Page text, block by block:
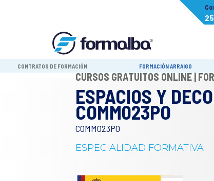
CONTRATOS DE FORMACIÓN FORMACIÓN ARRAIGO
CURSOS GRATUITOS ONLINE |
ESPACIOS Y
COMM023PO
COMM023PO
ESPECIALIDAD FORMATIVA